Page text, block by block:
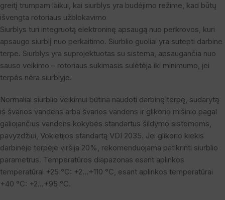
greitį trumpam laikui, kai siurblys yra budėjimo režime, kad būtų
išvengta rotoriaus užblokavimo
Siurblys turi integruotą elektroninę apsaugą nuo perkrovos, kuri
apsaugo siurblį nuo perkaitimo. Siurblio guoliai yra sutepti darbine
terpe. Siurblys yra suprojektuotas su sistema, apsaugančia nuo
sauso veikimo – rotoriaus sukimasis sulėtėja iki minimumo, jei
terpės nėra siurblyje.
Normaliai siurblio veikimui būtina naudoti darbinę terpę, sudarytą
iš švarios vandens arba švarios vandens ir glikorio mišinio pagal
galiojančius vandens kokybės standartus šildymo sistemoms,
pavyzdžiui, Vokietijos standartą VDI 2035. Jei glikorio kiekis
darbinėje terpėje viršija 20%, rekomenduojama patikrinti siurblio
parametrus. Temperatūros diapazonas esant aplinkos
temperatūrai +25 °C: +2…+110 °C, esant aplinkos temperatūrai
+40 °C: +2…+95 °C.